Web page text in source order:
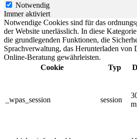
Notwendig
Immer aktiviert
Notwendige Cookies sind für das
der Website unerlässlich. In diese
die grundlegenden Funktionen, die
Sprachverwaltung, das Herunterladen von
Online-Beratung gewährleisten.
Cookie
Typ
_wpas_session session